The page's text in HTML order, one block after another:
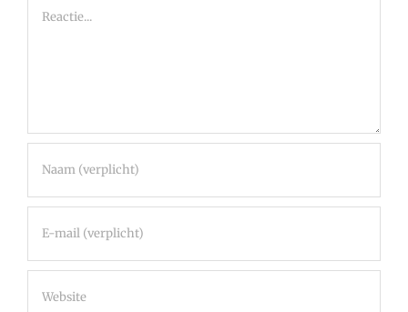
Reactie